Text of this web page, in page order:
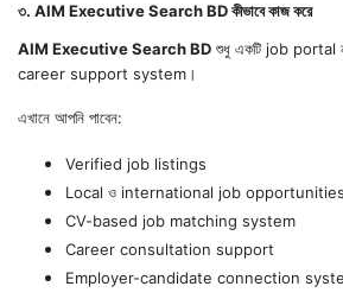
৩. AIM Executive Search BD কীভাবে কাজ করে
AIM Executive Search BD শুধু একটি job portal
career support system।
এখানে আপনি পাবেন:
Verified job listings
Local ও international job opportunities
CV-based job matching system
Career consultation support
Employer-candidate connection